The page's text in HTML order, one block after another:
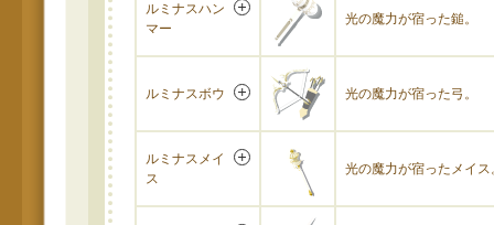
ルミナスハン
マー
光の魔力が宿った鎚。
ルミナスボウ 光の魔力が宿った弓。
ルミナスメイ
ス
光の魔力が宿ったメイス